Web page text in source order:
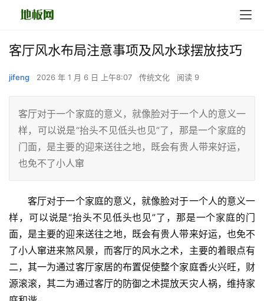
客厅风水布局注意事项及风水球摆放技巧
jifeng 2026 年 1 月 6 日 上午8:07 传统文化 阅读 9
客厅对于一个家庭的意义，就像脸对于一个人的意义一
样，可以说是“抬头不见低头也见”了，那是一个家庭的
门面，是主要的迎来送往之地，既会有贵人带来好运，
也免不了小人窜
客厅对于一个家庭的意义，就像脸对于一个人的意义一
样，可以说是“抬头不见低头也见”了，那是一个家庭的门
面，是主要的迎来送往之地，既会有贵人带来好运，也免不
了小人窜进来煞风景，而客厅的风水之术，主要的着眼点有
二，其一为通过客厅家居的布置促使整个家庭香火兴旺，财
源滚滚，其二为通过客厅的防御之术提放天灾人祸，维持家